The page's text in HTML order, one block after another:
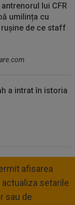
lui CFR
umilința cu
de ce staff
a intrat în istoria
afisarea
setarile
sau de